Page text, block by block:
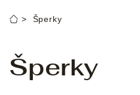
DomůŠperky
Šperky